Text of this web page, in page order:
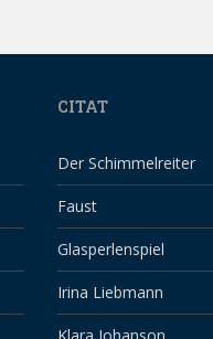
CITAT
Der Schimmelreiter
Faust
Glasperlenspiel
Irina Liebmann